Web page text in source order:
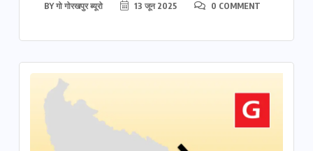
BYगो गोरखपुर ब्यूरो 13 जून 2025 0 COMMENT